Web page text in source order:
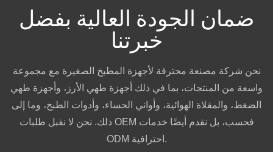
ضمان الجودة العالية بفضل
خبرتنا
نحن شركة مصنعة محترفة لأجهزة المطبخ الصغيرة مع مجموعة
واسعة من المنتجات، بما في ذلك أجهزة طهي الأرز، وأجهزة طهي
الضغط، والمقلاة الهوائية، وأواني الحساء، وأدوات الطبخ، وما إلى
ذلك. نحن لا نقبل طلبات OEM فحسب، بل نقدم أيضًا خدمات
ODM احترافية.